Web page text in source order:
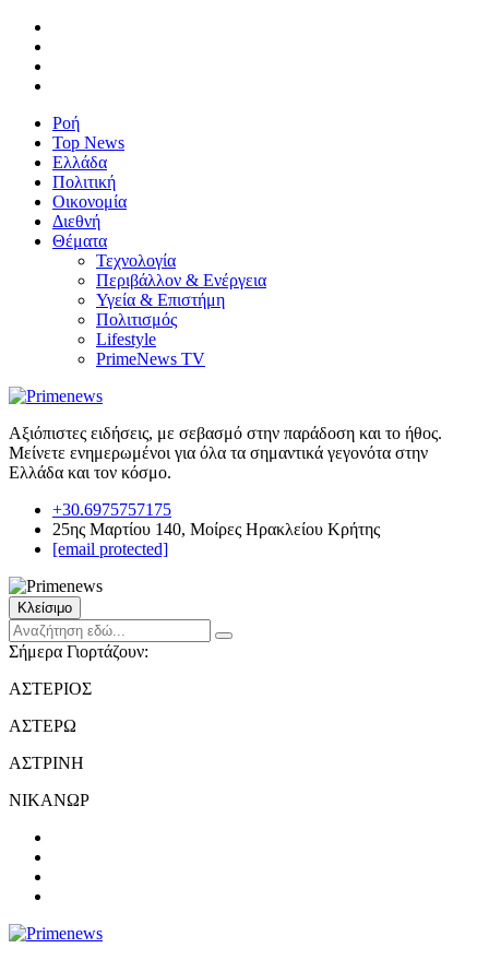
Ροή
Top News
Ελλάδα
Πολιτική
Οικονομία
Διεθνή
Θέματα
Τεχνολογία
Περιβάλλον & Ενέργεια
Υγεία & Επιστήμη
Πολιτισμός
Lifestyle
PrimeNews TV
Αξιόπιστες ειδήσεις, με σεβασμό στην παράδοση και το ήθος.
Μείνετε ενημερωμένοι για όλα τα σημαντικά γεγονότα στην
Ελλάδα και τον κόσμο.
+30.6975757175
25ης Μαρτίου 140, Μοίρες Ηρακλείου Κρήτης
[email protected]
Κλείσιμο
Σήμερα Γιορτάζουν:
ΑΣΤΕΡΙΟΣ
ΑΣΤΕΡΩ
ΑΣΤΡΙΝΗ
ΝΙΚΑΝΩΡ